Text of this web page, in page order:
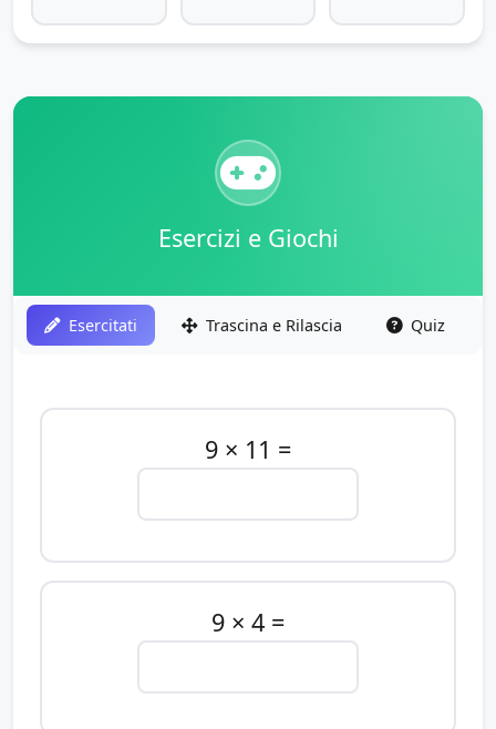
Esercizi e Giochi
Esercitati Trascina e Rilascia Quiz
9 × 11 =
9 × 4 =